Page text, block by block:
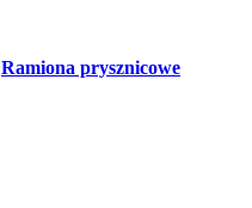
Ramiona prysznicowe